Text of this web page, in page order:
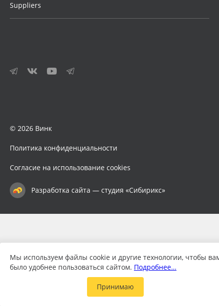
Suppliers
© 2026 Винк
Политика конфиденциальности
Согласие на использование cookies
Разработка сайта — студия «Сибирикс»
Мы используем файлы cookie и другие технологии, чтобы
было удобнее пользоваться сайтом. Подробнее…
Принимаю